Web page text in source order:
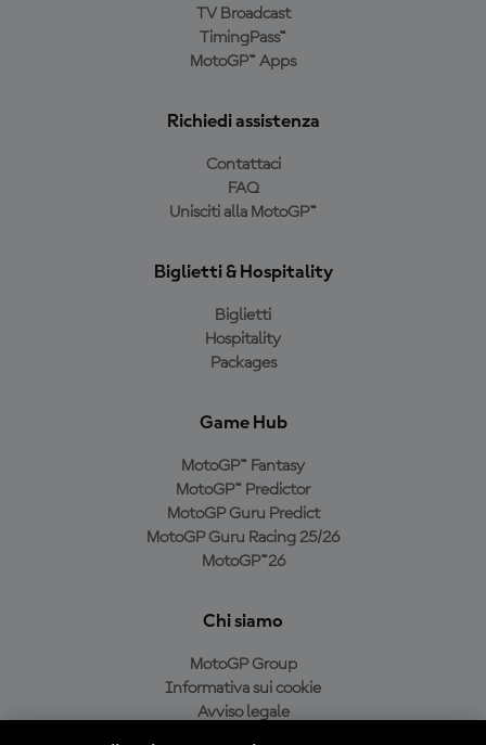
TV Broadcast
TimingPass™
MotoGP™ Apps
Richiedi assistenza
Contattaci
FAQ
Unisciti alla MotoGP™
Biglietti & Hospitality
Biglietti
Hospitality
Packages
Game Hub
MotoGP™ Fantasy
MotoGP™ Predictor
MotoGP Guru Predict
MotoGP Guru Racing 25/26
MotoGP™26
Chi siamo
MotoGP Group
Informativa sui cookie
Avviso legale